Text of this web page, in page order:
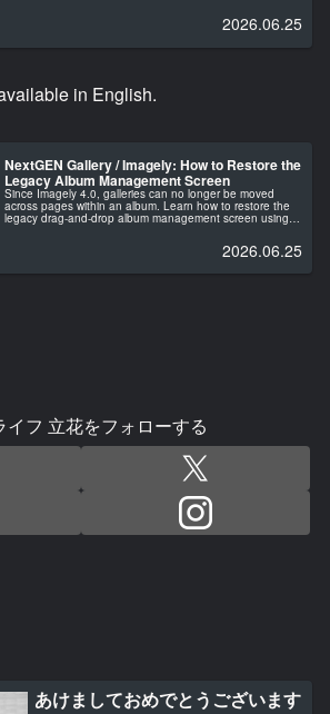
2026.06.25
in English.
NextGEN Gallery / Imagely: How to Restore the
Legacy Album Management Screen
Since Imagely 4.0, galleries can no longer be moved
across pages within an album. Learn how to restore the
legacy drag-and-drop album management screen using a
hidden settings page.
2026.06.25
イフ 立花をフォローする
あけましておめでとうございます